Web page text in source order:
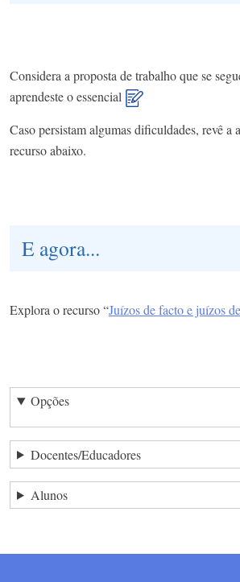
Considera a proposta de trabalho que se
aprendeste o essencial
Caso persistam algumas dificuldades, revê a
recurso abaixo.
E agora...
Explora o recurso “Juízos de facto e juízos
Opções
Docentes/Educadores
Alunos